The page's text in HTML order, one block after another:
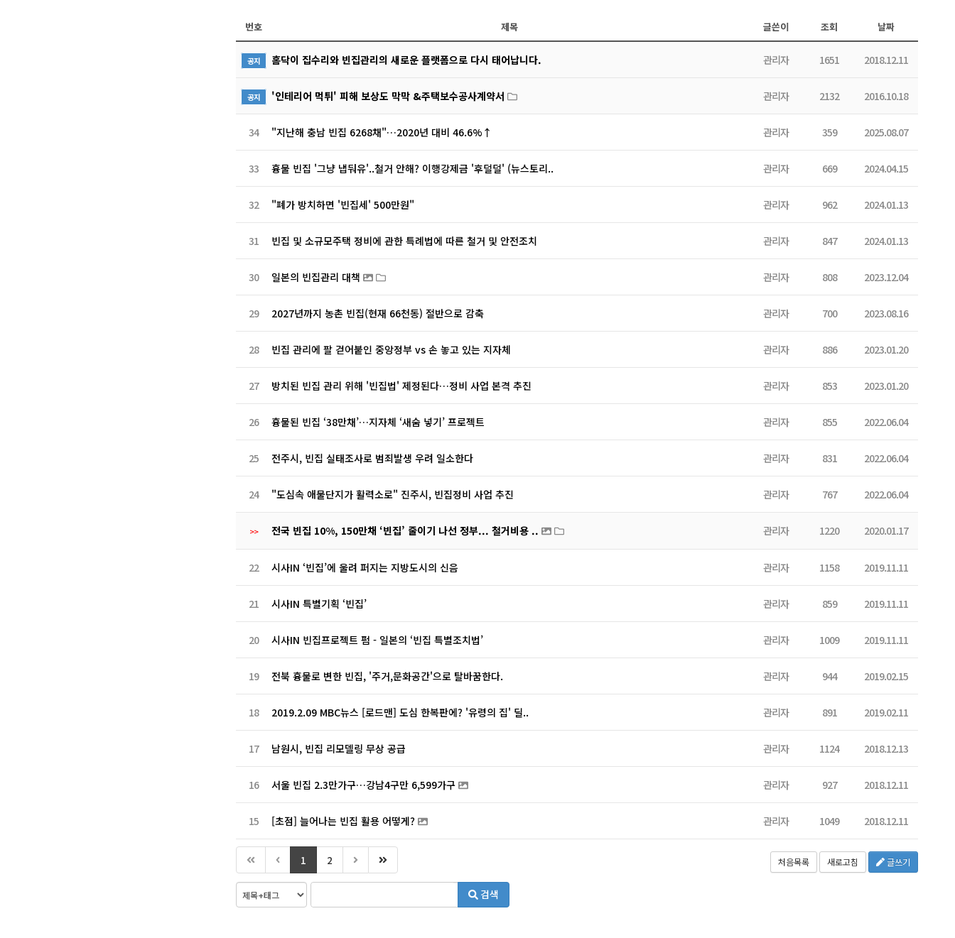
번호 제목 글쓴이 조회 날짜
공지 홈닥이 집수리와 빈집관리의 새로운 플랫폼으로 다시 태어납니다. 관리자 1651 2018.12.11
공지 '인테리어 먹튀' 피해 보상도 막막 &주택보수공사계약서 관리자 2132 2016.10.18
34 "지난해 충남 빈집 6268채"…2020년 대비 46.6%↑ 관리자 359 2025.08.07
33 흉물 빈집 '그냥 냅둬유'..철거 안해? 이행강제금 '후덜덜' (뉴스토리.. 관리자 669 2024.04.15
32 "폐가 방치하면 '빈집세' 500만원" 관리자 962 2024.01.13
31 빈집 및 소규모주택 정비에 관한 특례법에 따른 철거 및 안전조치 관리자 847 2024.01.13
30 일본의 빈집관리 대책 관리자 808 2023.12.04
29 2027년까지 농촌 빈집(현재 66천동) 절반으로 감축 관리자 700 2023.08.16
28 빈집 관리에 팔 걷어붙인 중앙정부 vs 손 놓고 있는 지자체 관리자 886 2023.01.20
27 방치된 빈집 관리 위해 '빈집법' 제정된다…정비 사업 본격 추진 관리자 853 2023.01.20
26 흉물된 빈집 ‘38만채’…지자체 ‘새숨 넣기’ 프로젝트 관리자 855 2022.06.04
25 전주시, 빈집 실태조사로 범죄발생 우려 일소한다 관리자 831 2022.06.04
24 "도심속 애물단지가 활력소로" 진주시, 빈집정비 사업 추진 관리자 767 2022.06.04
>> 전국 빈집 10%, 150만채 ‘빈집’ 줄이기 나선 정부... 철거비용 .. 관리자 1220 2020.01.17
22 시사IN ‘빈집’에 울려 퍼지는 지방도시의 신음 관리자 1158 2019.11.11
21 시사IN 특별기획 ‘빈집’ 관리자 859 2019.11.11
20 시사IN 빈집프로젝트 펌 - 일본의 ‘빈집 특별조치법’ 관리자 1009 2019.11.11
19 전북 흉물로 변한 빈집, '주거,문화공간'으로 탈바꿈한다. 관리자 944 2019.02.15
18 2019.2.09 MBC뉴스 [로드맨] 도심 한복판에? '유령의 집' 딜.. 관리자 891 2019.02.11
17 남원시, 빈집 리모델링 무상 공급 관리자 1124 2018.12.13
16 서울 빈집 2.3만가구…강남4구만 6,599가구 관리자 927 2018.12.11
15 [초점] 늘어나는 빈집 활용 어떻게? 관리자 1049 2018.12.11
1 2 처음목록 새로고침 글쓰기
검색